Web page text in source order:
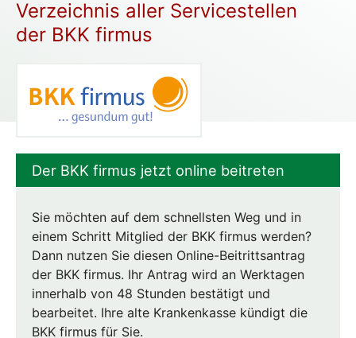
Verzeichnis aller Servicestellen
der BKK firmus
Der BKK firmus jetzt online beitreten
Sie möchten auf dem schnellsten Weg und in
einem Schritt Mitglied der BKK firmus werden?
Dann nutzen Sie diesen Online-Beitrittsantrag
der BKK firmus. Ihr Antrag wird an Werktagen
innerhalb von 48 Stunden bestätigt und
bearbeitet. Ihre alte Krankenkasse kündigt die
BKK firmus für Sie.